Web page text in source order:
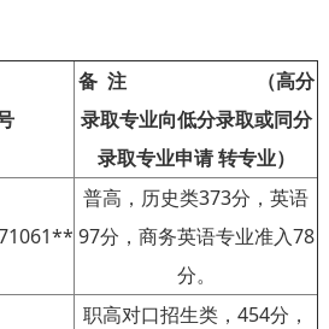
备 注 （高分
录取专业向低分录取或同分
录取专业申请 转专业）
普高，历史类373分，英语
97分，商务英语专业准入78
分。
职高对口招生类，454分，